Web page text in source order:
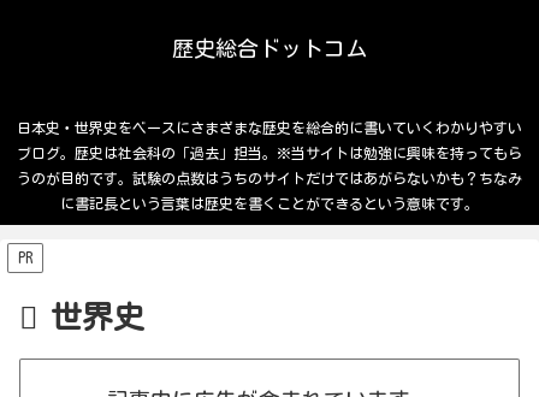
歴史総合ドットコム
日本史・世界史をベースにさまざまな歴史を総合的に書いていくわかりやすい
ブログ。歴史は社会科の「過去」担当。※当サイトは勉強に興味を持ってもら
うのが目的です。試験の点数はうちのサイトだけではあがらないかも？ちなみ
に書記長という言葉は歴史を書くことができるという意味です。
PR
世界史